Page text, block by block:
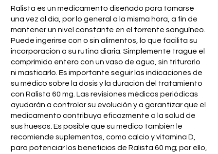
Ralista es un medicamento diseñado para tomarse
una vez al día, por lo general a la misma hora, a fin de
mantener un nivel constante en el torrente sanguíneo.
Puede ingerirse con o sin alimentos, lo que facilita su
incorporación a su rutina diaria. Simplemente trague el
comprimido entero con un vaso de agua, sin triturarlo
ni masticarlo. Es importante seguir las indicaciones de
su médico sobre la dosis y la duración del tratamiento
con Ralista 60 mg. Las revisiones médicas periódicas
ayudarán a controlar su evolución y a garantizar que el
medicamento contribuya eficazmente a la salud de
sus huesos. Es posible que su médico también le
recomiende suplementos, como calcio y vitamina D,
para potenciar los beneficios de Ralista 60 mg; por ello,